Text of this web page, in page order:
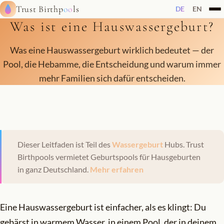
Trust Birthpools DE EN
Was ist eine Hauswassergeburt?
Was eine Hauswassergeburt wirklich bedeutet — der
Pool, die Hebamme, die Entscheidung und warum immer
mehr Familien sich dafür entscheiden.
Dieser Leitfaden ist Teil desWassergeburt Hubs. Trust
Birthpools vermietet Geburtspools für Hausgeburten
in ganz Deutschland. Mehr erfahren
Eine Hauswassergeburt ist einfacher, als es klingt: Du